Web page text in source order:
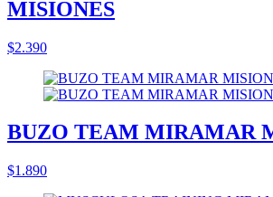
MISIONES
$2.390
BUZO TEAM MIRAMAR
$1.890